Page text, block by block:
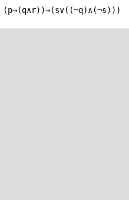
(p→(q∧r))→(s∨((¬q)∧(¬s)))